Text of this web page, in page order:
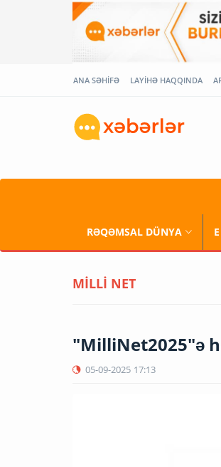
ANA SƏHİFƏ LAYİHƏ HAQQINDA
RƏQƏMSAL DÜNYA
MİLLİ NET
"MilliNet2025"ə
05-09-2025 17:13